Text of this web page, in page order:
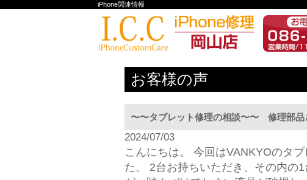
iPhone関連情報
お客様の声
〜〜タブレット修理の相談〜〜 修理部
2024/07/03
こんにちは。 今回はVANKYOのタ
た。 2台お持ちいただき、その内の